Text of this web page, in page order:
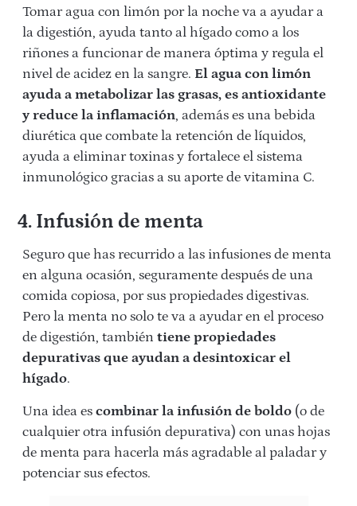
Tomar agua con limón por la noche va a ayudar a
la digestión, ayuda tanto al hígado como a los
riñones a funcionar de manera óptima y regula el
nivel de acidez en la sangre. El agua con limón
ayuda a metabolizar las grasas, es antioxidante
y reduce la inflamación, además es una bebida
diurética que combate la retención de líquidos,
ayuda a eliminar toxinas y fortalece el sistema
inmunológico gracias a su aporte de vitamina C.
4. Infusión de menta
Seguro que has recurrido a las infusiones de menta
en alguna ocasión, seguramente después de una
comida copiosa, por sus propiedades digestivas.
Pero la menta no solo te va a ayudar en el proceso
de digestión, también tiene propiedades
depurativas que ayudan a desintoxicar el
hígado.
Una idea es combinar la infusión de boldo (o de
cualquier otra infusión depurativa) con unas hojas
de menta para hacerla más agradable al paladar y
potenciar sus efectos.